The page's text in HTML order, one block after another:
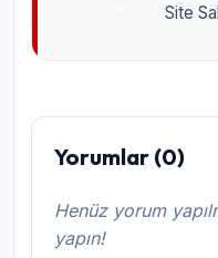
Site
Yorumlar (0)
Henüz yorum
yapın!